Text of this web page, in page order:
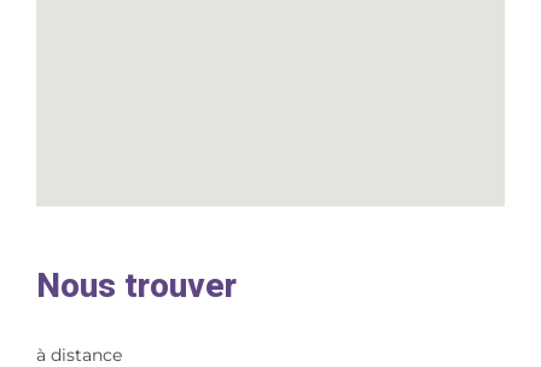
Nous trouver
à distance